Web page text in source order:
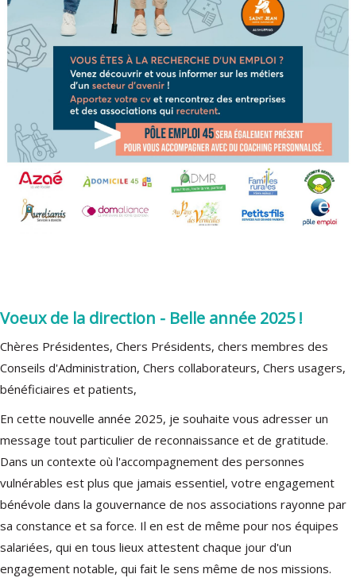
Voeux de la direction - Belle année 2025 !
Chères Présidentes, Chers Présidents, chers membres des
Conseils d'Administration, Chers collaborateurs, Chers usagers,
bénéficiaires et patients,
En cette nouvelle année 2025, je souhaite vous adresser un
message tout particulier de reconnaissance et de gratitude.
Dans un contexte où l'accompagnement des personnes
vulnérables est plus que jamais essentiel, votre engagement
bénévole dans la gouvernance de nos associations rayonne par
sa constance et sa force. Il en est de même pour nos équipes
salariées, qui en tous lieux attestent chaque jour d'un
engagement notable, qui fait le sens même de nos missions.